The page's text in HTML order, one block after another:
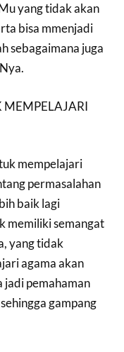
yang tidak akan
bisa mmenjadi
sebagaimana juga
MEMPELAJARI
mempelajari
permasalahan
baik lagi
memiliki semangat
yang tidak
agama akan
jadi pemahaman
gampang